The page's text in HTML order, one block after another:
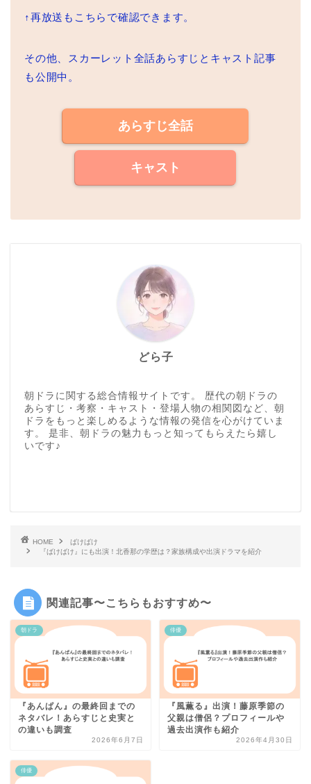
↑再放送もこちらで確認できます。
その他、スカーレット全話あらすじとキャスト記事
も公開中。
あらすじ全話
キャスト
どら子
朝ドラに関する総合情報サイトです。 歴代の朝ドラの
あらすじ・考察・キャスト・登場人物の相関図など、朝
ドラをもっと楽しめるような情報の発信を心がけていま
す。 是非、朝ドラの魅力もっと知ってもらえたら嬉し
いです♪
HOME
ばけばけ
『ばけばけ』にも出演！北香那の学歴は？家族構成や出演ドラマを紹介
関連記事〜こちらもおすすめ〜
朝ドラ
『あんぱん』の最終回までの
ネタバレ！あらすじと史実と
の違いも調査
2026年6月7日
俳優
『風薫る』出演！藤原季節の
父親は僧侶？プロフィールや
過去出演作も紹介
2026年4月30日
俳優